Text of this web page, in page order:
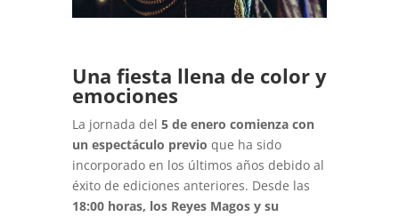
Una fiesta llena de color y
emociones
La jornada del 5 de enero comienza con
un espectáculo previo que ha sido
incorporado en los últimos años debido al
éxito de ediciones anteriores. Desde las
18:00 horas, los Reyes Magos y su